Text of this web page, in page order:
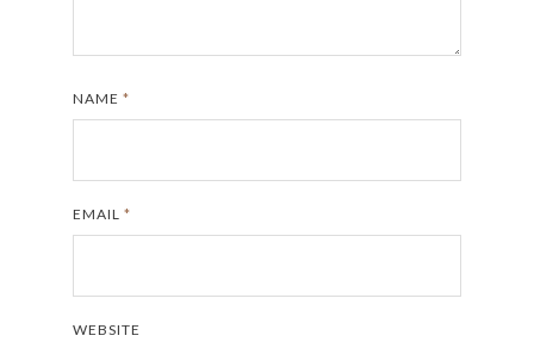
NAME *
EMAIL *
WEBSITE